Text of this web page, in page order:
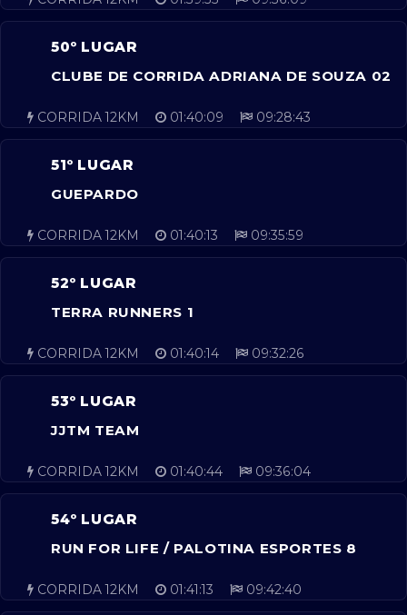
50º LUGAR
CLUBE DE CORRIDA ADRIANA DE SOUZA 02
CORRIDA 12KM 01:40:09 09:28:43
51º LUGAR
GUEPARDO
CORRIDA 12KM 01:40:13 09:35:59
52º LUGAR
TERRA RUNNERS 1
CORRIDA 12KM 01:40:14 09:32:26
53º LUGAR
JJTM TEAM
CORRIDA 12KM 01:40:44 09:36:04
54º LUGAR
RUN FOR LIFE / PALOTINA ESPORTES 8
CORRIDA 12KM 01:41:13 09:42:40